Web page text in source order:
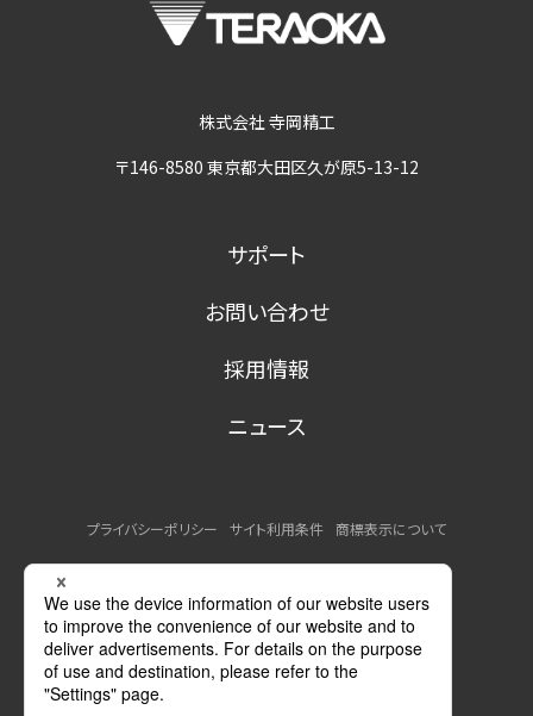
株式会社 寺岡精工
〒146-8580 東京都大田区久が原5-13-12
サポート
お問い合わせ
採用情報
ニュース
プライバシーポリシー サイト利用条件
商標表示について
MSDSの提供について